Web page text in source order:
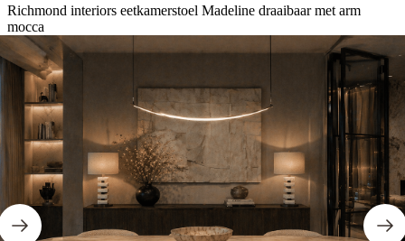
Richmond interiors eetkamerstoel Madeline draaibaar met arm
mocca